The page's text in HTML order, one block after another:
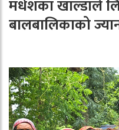
मधेशका खाल्डाले
बालबालिकाको